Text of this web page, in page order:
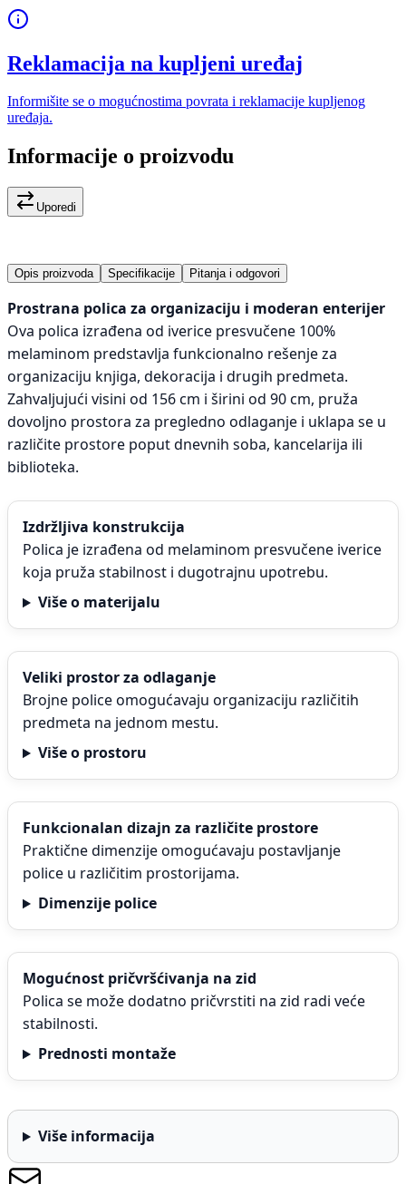
Reklamacija na kupljeni uređaj
Informišite se o mogućnostima povrata i reklamacije kupljenog
uređaja.
Informacije o proizvodu
Uporedi
Opis proizvoda Specifikacije Pitanja i odgovori
Prostrana polica za organizaciju i moderan enterijer
Ova polica izrađena od iverice presvučene 100%
melaminom predstavlja funkcionalno rešenje za
organizaciju knjiga, dekoracija i drugih predmeta.
Zahvaljujući visini od 156 cm i širini od 90 cm, pruža
dovoljno prostora za pregledno odlaganje i uklapa se u
različite prostore poput dnevnih soba, kancelarija ili
biblioteka.
Izdržljiva konstrukcija
Polica je izrađena od melaminom presvučene iverice
koja pruža stabilnost i dugotrajnu upotrebu.
Više o materijalu
Veliki prostor za odlaganje
Brojne police omogućavaju organizaciju različitih
predmeta na jednom mestu.
Više o prostoru
Funkcionalan dizajn za različite prostore
Praktične dimenzije omogućavaju postavljanje
police u različitim prostorijama.
Dimenzije police
Mogućnost pričvršćivanja na zid
Polica se može dodatno pričvrstiti na zid radi veće
stabilnosti.
Prednosti montaže
Više informacija